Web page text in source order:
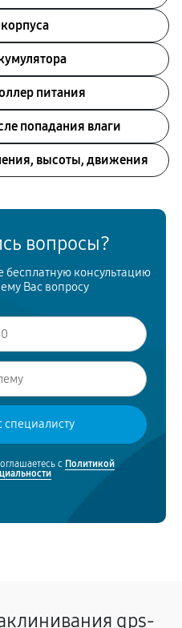
питания
попадания влаги
высоты, движения
вопросы?
бесплатную консультацию
Вас вопросу
с Политикой
gps-